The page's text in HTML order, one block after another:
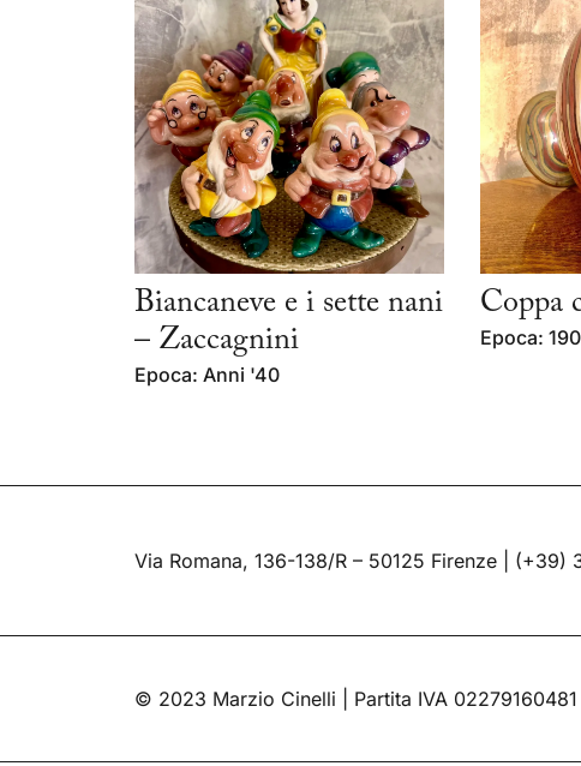
Biancaneve e i sette nani
– Zaccagnini
Epoca: Anni '40
Coppa
Epoca:
Via Romana, 136-138/R – 50125 Firenze | (+39)
© 2023 Marzio Cinelli | Partita IVA 02279160481